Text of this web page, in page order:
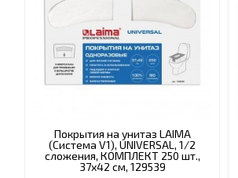
Покрытия на унитаз LAIMA
(Система V1), UNIVERSAL, 1/2
сложения, КОМПЛЕКТ 250 шт.,
37х42 см, 129539